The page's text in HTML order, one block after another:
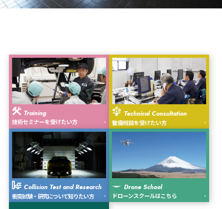
Training
技術セミナーを受けたい方
Technical Consultation
整備相談を受けたい方
Collision Test and Research
衝突試験・研究について知りたい方
Drone School
ドローンスクールはこちら